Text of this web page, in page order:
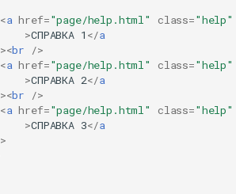
<a href="page/help.html" class="help"
>СПРАВКА 1 </a
><br
/>
<a href="page/help.html" class="help"
>СПРАВКА 2</a
><br
/>
<a href="page/help.html" class="help"
>СПРАВКА 3</a
>